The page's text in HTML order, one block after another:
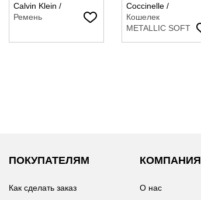
Calvin Klein /
Ремень
Coccinelle /
Кошелек
METALLIC SOFT
ПОКУПАТЕЛЯМ
Как сделать заказ
КОМПАНИЯ
О нас